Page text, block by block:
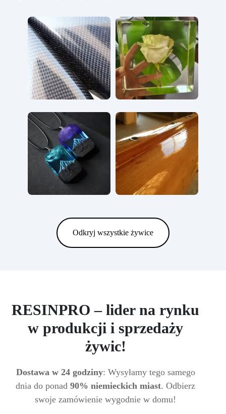
Odkryj wszystkie żywice
RESINPRO – lider na rynku
w produkcji i sprzedaży
żywic!
Dostawa w 24 godziny: Wysyłamy tego samego
dnia do ponad 90% niemieckich miast. Odbierz
swoje zamówienie wygodnie w domu!